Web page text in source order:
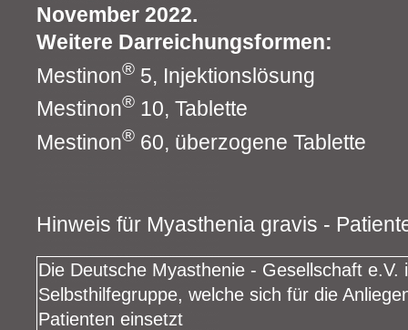
November 2022.
Weitere Darreichungsformen:
Mestinon® 5, Injektionslösung
Mestinon® 10, Tablette
Mestinon® 60, überzogene Tablette
Hinweis für Myasthenia gravis -
Die Deutsche Myasthenie - Gesellschaft e.V.
Selbsthilfegruppe, welche sich für die
Patienten einsetzt